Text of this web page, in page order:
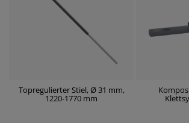
Topregulierter Stiel, Ø 31 mm,
1220-1770 mm